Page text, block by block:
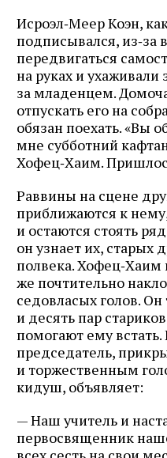
Исроэл‑Меер Коэн,
подписывался, из‑за
передвигаться
на руках и ухаживали
за младенцем.
отпускать его на
обязан поехать. «Вы
мне субботний
Хофец‑Хаим.
Раввины на сцене
приближаются к
и остаются стоять
он узнает их, старых
полвека.
же почтительно
седовласых голов. Он
и десять пар
помогают ему
председатель,
и торжественным
кидуш, объявляет:
— Наш учитель и
первосвященник